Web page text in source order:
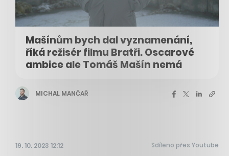
Mašínům bych dal vyznamenání,
říká režisér filmu Bratři. Oscarové
ambice ale Tomáš Mašín nemá
MICHAL MANČAŘ
19. 10. 2023 12:12 Sdíleno přes Youtube